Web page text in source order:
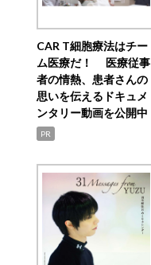
CAR T細胞療法はチー
ム医療だ！ 医療従事
者の情熱、患者さんの
思いを伝えるドキュメ
ンタリー動画を公開中
PR